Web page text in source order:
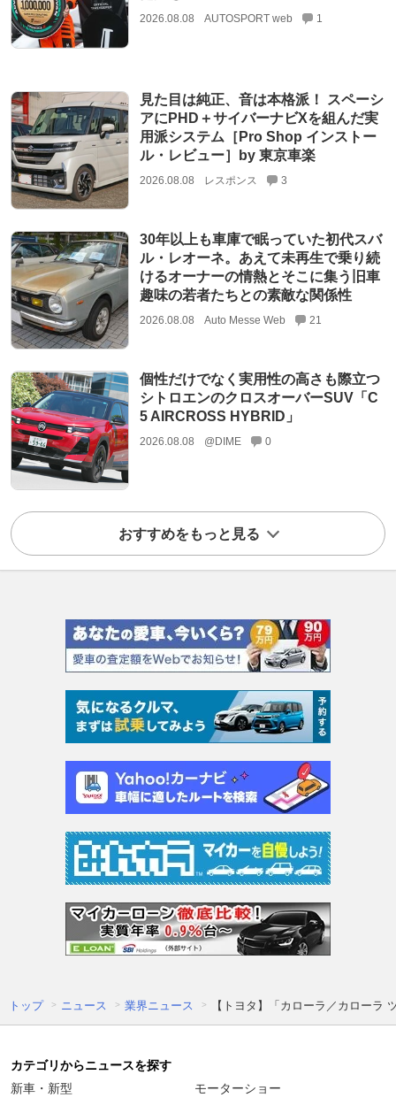
2026.08.08 AUTOSPORT web 1
見た目は純正、音は本格派！ スペーシ
アにPHD＋サイバーナビXを組んだ実
用派システム［Pro Shop インストー
ル・レビュー］by 東京車楽
2026.08.08 レスポンス 3
30年以上も車庫で眠っていた初代スバ
ル・レオーネ。あえて未再生で乗り続
けるオーナーの情熱とそこに集う旧車
趣味の若者たちとの素敵な関係性
2026.08.08 Auto Messe Web 21
個性だけでなく実用性の高さも際立つ
シトロエンのクロスオーバーSUV「C
5 AIRCROSS HYBRID」
2026.08.08 @DIME 0
おすすめをもっと見る
トップ ニュース 業界ニュース 【トヨタ】「カローラ／カロー
カテゴリからニュースを探す
新車・新型
モーターショー